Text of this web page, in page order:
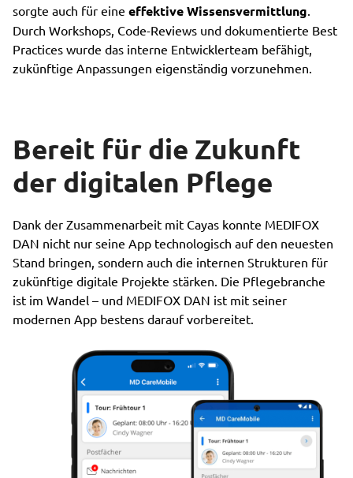
sorgte auch für eine effektive Wissensvermittlung
Durch Workshops, Code-Reviews und dokumentierte Best
Practices wurde das interne Entwicklerteam befähigt,
zukünftige Anpassungen eigenständig vorzunehmen.
Bereit für die Zukunft
der digitalen Pflege
Dank der Zusammenarbeit mit Cayas konnte MEDIFOX
DAN nicht nur seine App technologisch auf den neuesten
Stand bringen, sondern auch die internen Strukturen für
zukünftige digitale Projekte stärken. Die Pflegebranche
ist im Wandel – und MEDIFOX DAN ist mit seiner
modernen App bestens darauf vorbereitet.